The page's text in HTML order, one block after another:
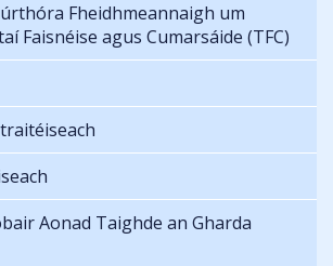
Fheidhmeannaigh um
Faisnéise agus Cumarsáide (TFC)
Aonad Taighde an Gharda